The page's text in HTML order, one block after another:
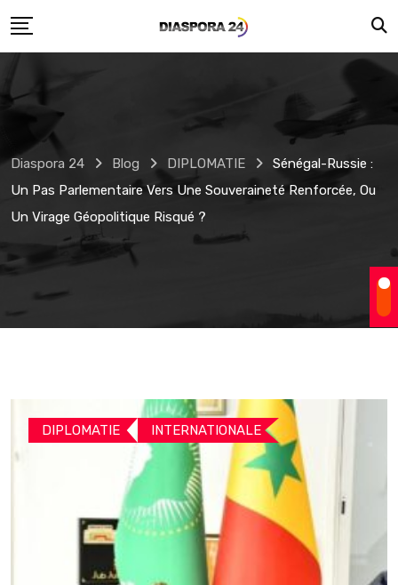
to
Diaspora 24 Blog DIPLOMATIE
Sénégal-Russie :
Un Pas Parlementaire Vers Une Souveraineté Renforcée, Ou
Un Virage Géopolitique Risqué ?
DIPLOMATIE INTERNATIONALE